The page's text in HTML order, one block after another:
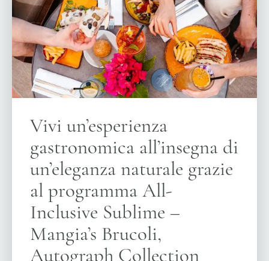
Vivi un’esperienza
gastronomica all’insegna di
un’eleganza naturale grazie
al programma All-
Inclusive Sublime –
Mangia’s Brucoli,
Autograph Collection